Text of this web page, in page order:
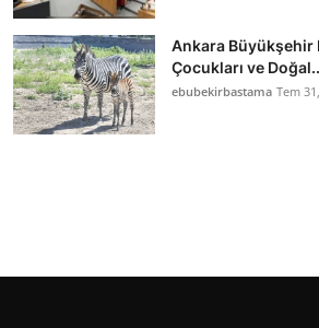
Ankara Büyükşehir
Çocukları ve
ebubekirbastama Tem